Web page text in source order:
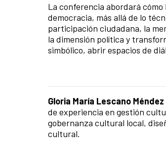
La conferencia abordará
democracia, más allá de lo
participación ciudadana, la
la dimensión política y
simbólico, abrir espacios de
Gloria María Lescano Méndez
de experiencia en gestión
gobernanza cultural local,
cultural.